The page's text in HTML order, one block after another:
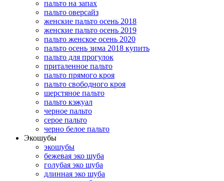
пальто на запах
пальто оверсайз
женские пальто осень 2018
женские пальто осень 2019
пальто женское осень 2020
пальто осень зима 2018 купить
пальто для прогулок
приталенное пальто
пальто прямого кроя
пальто свободного кроя
шерстяное пальто
пальто кэжуал
черное пальто
серое пальто
черно белое пальто
Экошубы
экошубы
бежевая эко шуба
голубая эко шуба
длинная эко шуба